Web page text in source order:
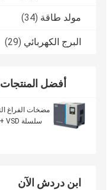
مولد طاقة (34)
البرج الكهربائي (29)
أفضل المنتجات
سلسلة VSD + مع محرك السرعة المتغيرة
ابن دردش الآن